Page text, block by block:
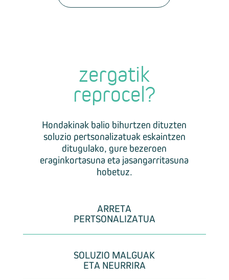
zergatik
reprocel?
Hondakinak balio bihurtzen dituzten
soluzio pertsonalizatuak eskaintzen
ditugulako, gure bezeroen
eraginkortasuna eta jasangarritasuna
hobetuz.
ARRETA
PERTSONALIZATUA
SOLUZIO MALGUAK
ETA NEURRIRA